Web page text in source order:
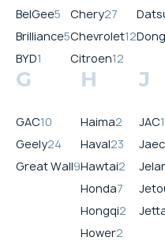
BelGee5
Brilliance5
BYD1
Chery27
Chevrolet12
Citroen12
G
GAC10
Geely24
Great Wall9
H
Haima2
Haval23
Hawtai2
Honda7
Hongqi2
Hower2
J
JAC